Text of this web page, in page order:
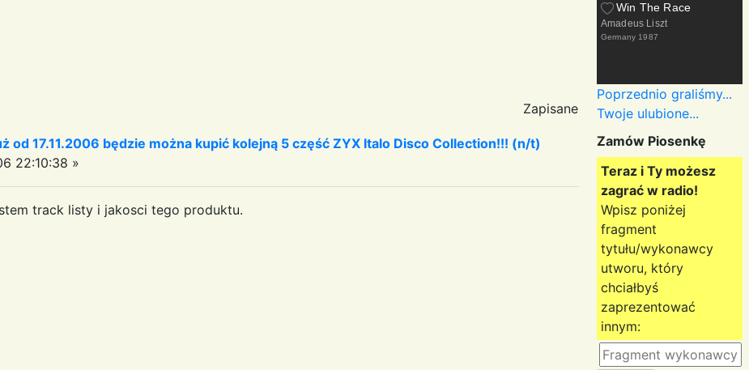
Zapisane
od 17.11.2006 będzie można kupić kolejną 5 część ZYX Italo Disco Collection!!! (n/t)
22:10:38 »
track listy i jakosci tego produktu.
Win The Race
Amadeus Liszt
Germany 1987
Poprzednio graliśmy...
Twoje ulubione...
Zamów Piosenkę
Teraz i Ty możesz
zagrać w radio!
Wpisz poniżej
fragment
tytułu/wykonawcy
utworu, który
chciałbyś
zaprezentować
innym: